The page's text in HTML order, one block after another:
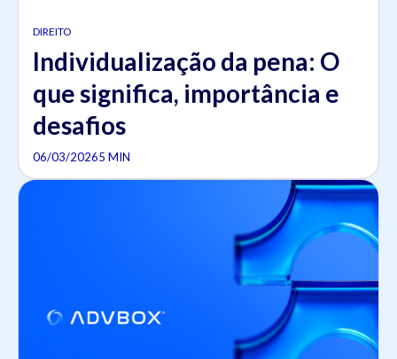
DIREITO
Individualização da pena: O
que significa, importância e
desafios
06/03/20265 MIN